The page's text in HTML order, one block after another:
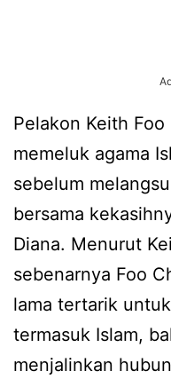
Pelakon Keith
memeluk agama
sebelum
bersama
Diana. Menurut
sebenarnya Foo
lama tertarik
termasuk Islam,
menjalinkan